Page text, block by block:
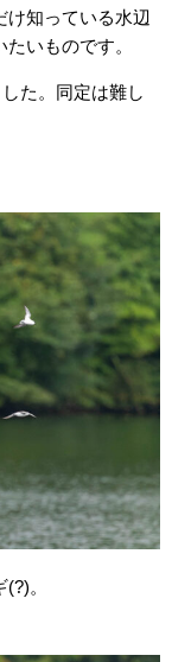
け知っている水辺
いものです。
た。同定は難し
。